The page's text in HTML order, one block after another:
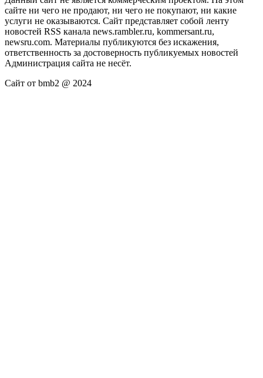
сайте ни чего не продают, ни чего не покупают, ни какие
услуги не оказываются. Сайт представляет собой ленту
новостей RSS канала news.rambler.ru, kommersant.ru,
newsru.com. Материалы публикуются без искажения,
ответственность за достоверность публикуемых новостей
Администрация сайта не несёт.
Сайт от bmb2 @ 2024